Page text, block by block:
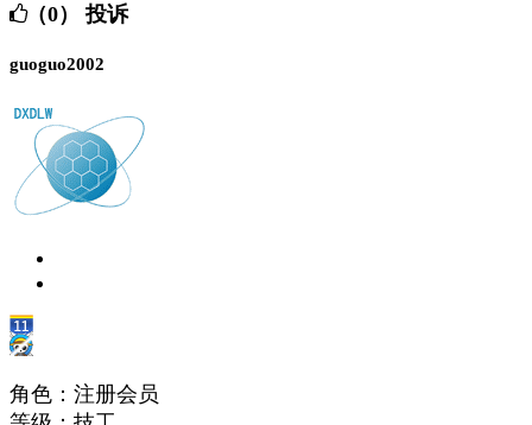
（0）
投诉
guoguo2002
角色：注册会员